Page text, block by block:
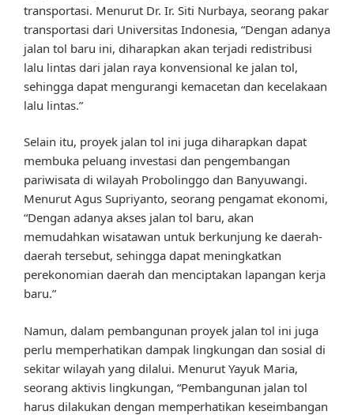
transportasi. Menurut Dr. Ir. Siti Nurbaya, seorang pakar
transportasi dari Universitas Indonesia, “Dengan adanya
jalan tol baru ini, diharapkan akan terjadi redistribusi
lalu lintas dari jalan raya konvensional ke jalan tol,
sehingga dapat mengurangi kemacetan dan kecelakaan
lalu lintas.”
Selain itu, proyek jalan tol ini juga diharapkan dapat
membuka peluang investasi dan pengembangan
pariwisata di wilayah Probolinggo dan Banyuwangi.
Menurut Agus Supriyanto, seorang pengamat ekonomi,
“Dengan adanya akses jalan tol baru, akan
memudahkan wisatawan untuk berkunjung ke daerah-
daerah tersebut, sehingga dapat meningkatkan
perekonomian daerah dan menciptakan lapangan kerja
baru.”
Namun, dalam pembangunan proyek jalan tol ini juga
perlu memperhatikan dampak lingkungan dan sosial di
sekitar wilayah yang dilalui. Menurut Yayuk Maria,
seorang aktivis lingkungan, “Pembangunan jalan tol
harus dilakukan dengan memperhatikan keseimbangan